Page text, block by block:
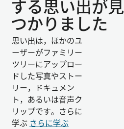
する思い出が見
つかりました
思い出は，ほかのユ
ーザーがファミリー
ツリーにアップロー
ドした写真やストー
リー，ドキュメン
ト，あるいは音声ク
リップです。さらに
学ぶ さらに学ぶ